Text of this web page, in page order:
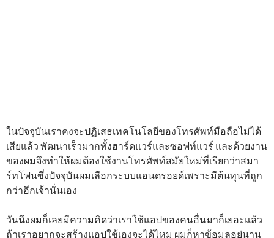
ในปัจจุบันเราคงจะปฏิเสธเทคโนโลยีของโทรศัพท์มือถือไม่ได้
เสียแล้ว พัฒนาเร็วมากทั้งฮาร์ดแวร์และซอฟท์แวร์ และด้วยงาน
ของผมจึงทำให้ผมต้องใช้งานโทรศัพท์สมัยใหม่ที่เรียกว่าสมา
ร์ทโฟนซึ่งปัจจุบันผมเลือกระบบแอนดรอยด์เพราะมีต้นทุนที่ถูก
กว่าอีกเจ้านั่นเอง
วันนึงผมก็เลยมีความคิดว่าเราใช้แอปของคนอื่นมาก็เยอะแล้ว
ถ้าเราอยากจะสร้างแอปใช้เองจะได้ไหม ผมก็หาข้อมูลอยู่นาน